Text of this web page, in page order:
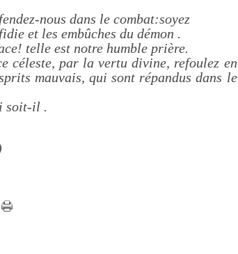
nous dans le combat:soyez
et les embûches du démon .
telle est notre humble prière.
céleste, par la vertu divine, refoulez en
mauvais, qui sont répandus dans le
soit-il .